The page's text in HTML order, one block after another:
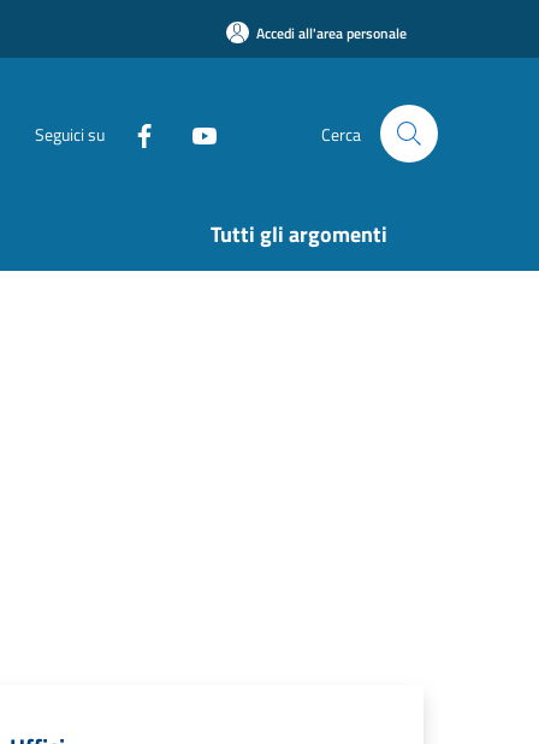
Accedi all'area personale
Seguici su Cerca
Tutti gli argomenti